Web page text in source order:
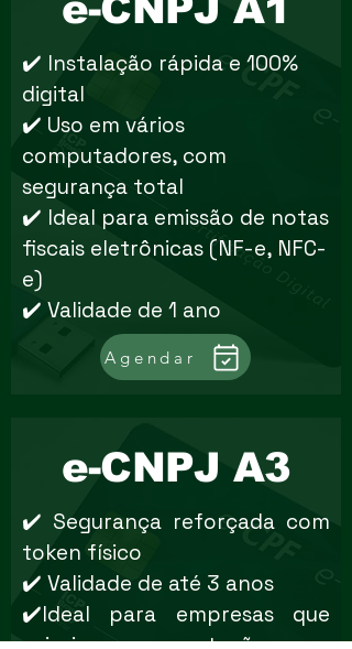
e-CNPJ A1
✔️ Instalação rápida e 100%
digital
✔️ Uso em vários
computadores, com
segurança total
✔️ Ideal para emissão de notas
fiscais eletrônicas (NF-e, NFC-
e)
✔️ Validade de 1 ano
Agendar
e-CNPJ A3
✔️ Segurança reforçada com
token físico
✔️ Validade de até 3 anos
✔️Ideal para empresas que